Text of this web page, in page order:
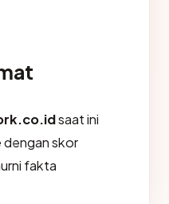
saat ini
dengan skor
fakta